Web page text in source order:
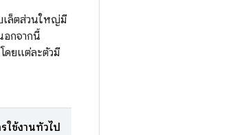
เล็ตส่วนใหญ่มี
อกจากนี้
ดยแต่ละตัวมี
ใช้งานทั่วไป